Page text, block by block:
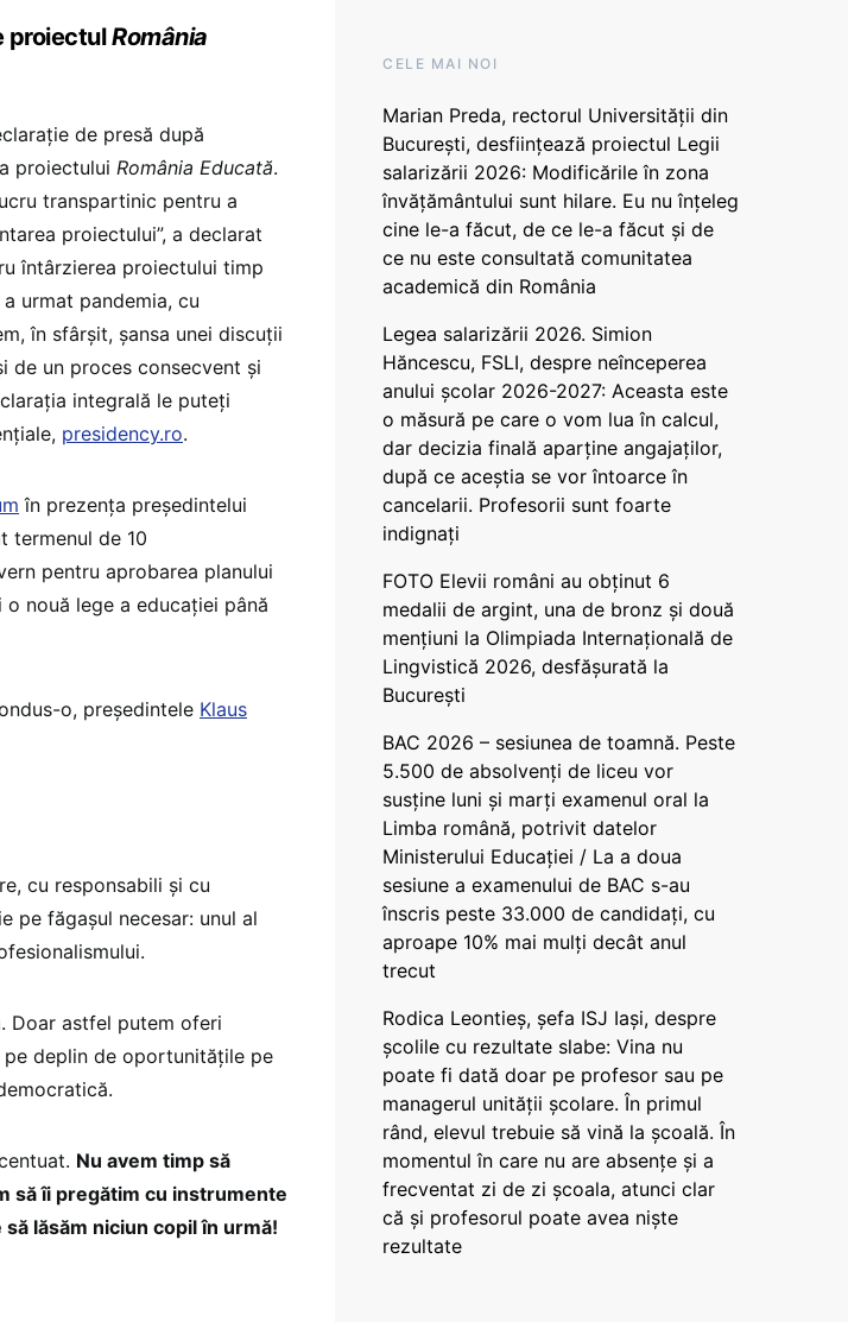
proiectulRomânia
de presă după
proiectului România Educată.
transpartinic pentru a
proiectului”, a declarat
întârzierea proiectului timp
urmat pandemia, cu
în sfârșit, șansa unei discuții
de un proces consecvent și
integrală le puteți
presidency.ro.
în prezența președintelui
termenul de 10
pentru aprobarea planului
o nouă lege a educației până
o, președintele Klaus
cu responsabili și cu
pe făgașul necesar: unul al
Doar astfel putem oferi
deplin de oportunitățile pe
Nu avem timp să
să îi pregătim cu instrumente
lăsăm niciun copil în urmă!
CELE MAI NOI
Marian Preda, rectorul Universității din
București, desființează proiectul Legii
salarizării 2026: Modificările în zona
învățământului sunt hilare. Eu nu înțeleg
cine le-a făcut, de ce le-a făcut și de
ce nu este consultată comunitatea
academică din România
Legea salarizării 2026. Simion
Hăncescu, FSLI, despre neînceperea
anului școlar 2026-2027: Aceasta este
o măsură pe care o vom lua în calcul,
dar decizia finală aparține angajaților,
după ce aceștia se vor întoarce în
cancelarii. Profesorii sunt foarte
indignați
FOTO Elevii români au obținut 6
medalii de argint, una de bronz și două
mențiuni la Olimpiada Internațională de
Lingvistică 2026, desfășurată la
București
BAC 2026 – sesiunea de toamnă. Peste
5.500 de absolvenți de liceu vor
susține luni și marți examenul oral la
Limba română, potrivit datelor
Ministerului Educației / La a doua
sesiune a examenului de BAC s-au
înscris peste 33.000 de candidați, cu
aproape 10% mai mulți decât anul
trecut
Rodica Leontieș, șefa ISJ Iași, despre
școlile cu rezultate slabe: Vina nu
poate fi dată doar pe profesor sau pe
managerul unității școlare. În primul
rând, elevul trebuie să vină la școală. În
momentul în care nu are absențe și a
frecventat zi de zi școala, atunci clar
că și profesorul poate avea niște
rezultate